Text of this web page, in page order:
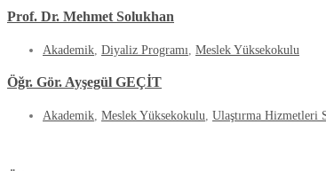
Prof. Dr. Mehmet Solukhan
Akademik Diyaliz Programı Meslek Yüksekokulu
Öğr. Gör. Ayşegül GEÇİT
Akademik Meslek Yüksekokulu Ulaştırma Hizmetleri